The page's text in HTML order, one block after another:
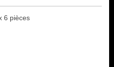
6 pièces